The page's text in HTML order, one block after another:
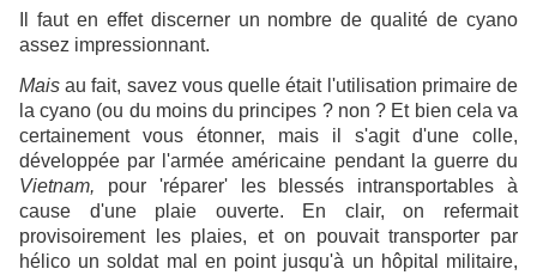
Il faut en effet discerner un nombre de qualité de cyano
assez impressionnant.
Maisau fait, savez vous quelle était l'utilisation primaire de
la cyano (ou du moins du principes ? non ? Et bien cela va
certainement vous étonner, mais il s'agit d'une colle,
développée par l'armée américaine pendant la guerre du
Vietnam, pour 'réparer' les blessés intransportables à
cause d'une plaie ouverte. En clair, on refermait
provisoirement les plaies, et on pouvait transporter par
hélico un soldat mal en point jusqu'à un hôpital militaire,